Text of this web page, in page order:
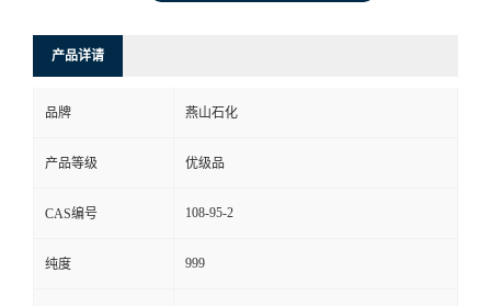
产品详请
品牌 燕山石化
产品等级 优级品
CAS编号 108-95-2
纯度 999